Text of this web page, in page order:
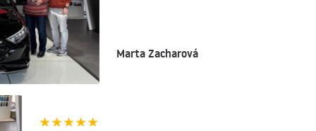
Marta Zacharová
★★★★★